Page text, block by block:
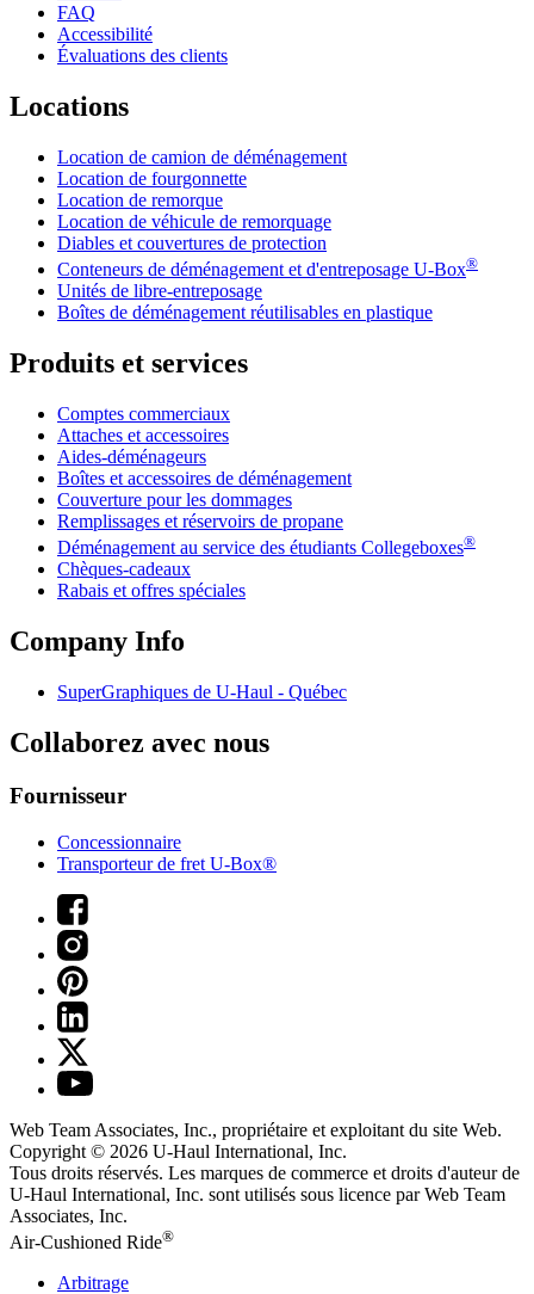
FAQ
Accessibilité
Évaluations des clients
Locations
Location de camion de déménagement
Location de fourgonnette
Location de remorque
Location de véhicule de remorquage
Diables et couvertures de protection
Conteneurs de déménagement et d'entreposage U-Box®
Unités de libre-entreposage
Boîtes de déménagement réutilisables en plastique
Produits et services
Comptes commerciaux
Attaches et accessoires
Aides-déménageurs
Boîtes et accessoires de déménagement
Couverture pour les dommages
Remplissages et réservoirs de propane
Déménagement au service des étudiants Collegeboxes®
Chèques-cadeaux
Rabais et offres spéciales
Company Info
SuperGraphiques de U-Haul - Québec
Collaborez avec nous
Fournisseur
Concessionnaire
Transporteur de fret U-Box®
Web Team Associates, Inc., propriétaire et exploitant du site Web.
Copyright © 2026 U-Haul International, Inc.
Tous droits réservés. Les marques de commerce et droits d'auteur de
U-Haul International, Inc. sont utilisés sous licence par Web Team
Associates, Inc.
Air-Cushioned Ride®
Arbitrage